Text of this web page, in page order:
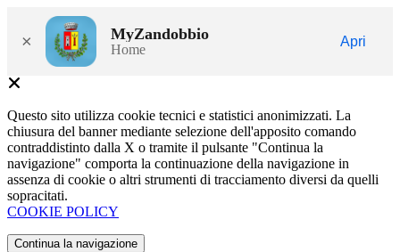
× MyZandobbio
Home
Apri
Questo sito utilizza cookie tecnici e statistici anonimizzati. La
chiusura del banner mediante selezione dell'apposito comando
contraddistinto dalla X o tramite il pulsante "Continua la
navigazione" comporta la continuazione della navigazione in
assenza di cookie o altri strumenti di tracciamento diversi da quelli
sopracitati.
COOKIE POLICY
Continua la navigazione